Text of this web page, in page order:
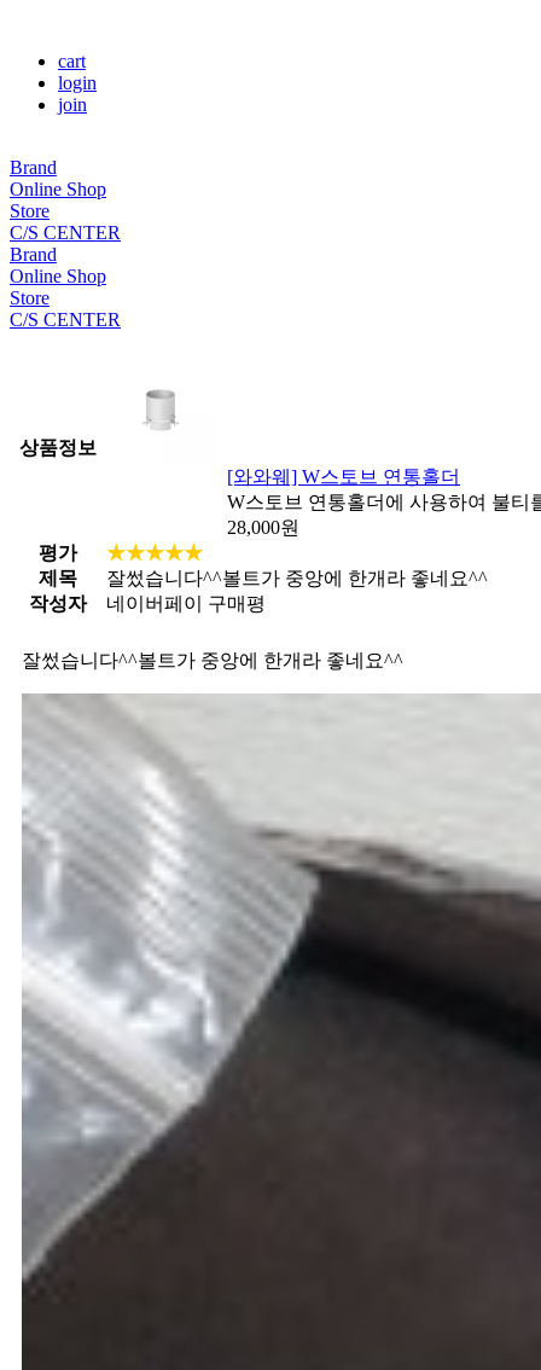
cart
login
join
Brand
Online Shop
Store
C/S CENTER
Brand
Online Shop
Store
C/S CENTER
상품정보
[와와웨] W스토브 연통홀더
W스토브 연통홀더에 사용하여 불티
28,000원
평가
★★★★★
제목
잘썼습니다^^볼트가 중앙에 한개라 좋네요^^
작성자
네이버페이 구매평
잘썼습니다^^볼트가 중앙에 한개라 좋네요^^